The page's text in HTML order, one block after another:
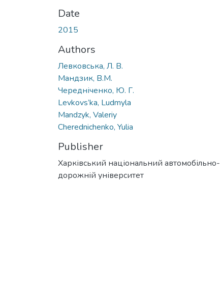
Date
2015
Authors
Левковська, Л. В.
Мандзик, В.М.
Чередніченко, Ю. Г.
Levkovs’ka, Ludmyla
Mandzyk, Valeriy
Cherednichenko, Yulia
Publisher
Харківський національний автомобільно-
дорожній університет